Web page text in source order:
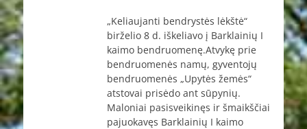
„Keliaujanti bendrystės lėkštė“
birželio 8 d. iškeliavo į Barklainių I
kaimo bendruomenę.Atvykę prie
bendruomenės namų, gyventojų
bendruomenės „Upytės žemės“
atstovai prisėdo ant sūpynių.
Maloniai pasisveikinęs ir šmaikščiai
pajuokavęs Barklainių I kaimo